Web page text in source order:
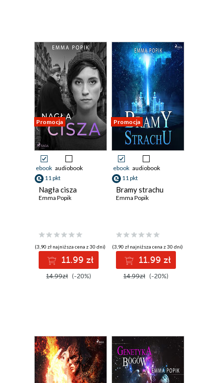
Promocja
ebook audiobook
11 pkt
Nagła cisza
Emma Popik
(3,90 zł najniższa cena z 30 dni)
11.99 zł
14.99zł (-20%)
Promocja
ebook audiobook
11 pkt
Bramy strachu
Emma Popik
(3,90 zł najniższa cena z 30 dni)
11.99 zł
14.99zł (-20%)